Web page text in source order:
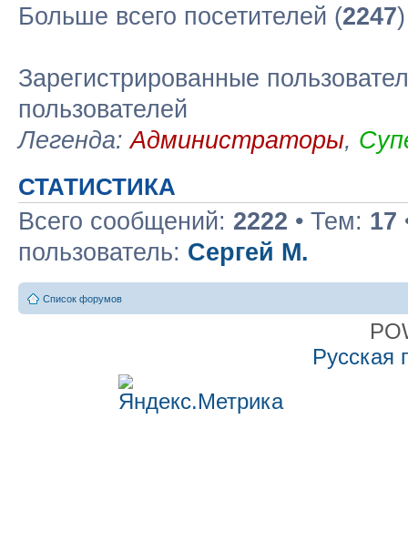
Больше всего посетителей (2247
Зарегистрированные
пользователей
Легенда:Администраторы,
СТАТИСТИКА
Всего сообщений: 2222 • Тем: 17
пользователь: Сергей М.
Список форумов
Русская